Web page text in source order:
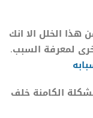
الخلل الا انك
لمعرفة السبب.
الكامنة خلف